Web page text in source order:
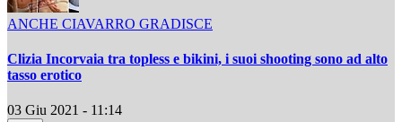
ANCHE CIAVARRO GRADISCE
Clizia Incorvaia tra topless e bikini, i suoi shooting sono ad alto
tasso erotico
03 Giu 2021 - 11:14